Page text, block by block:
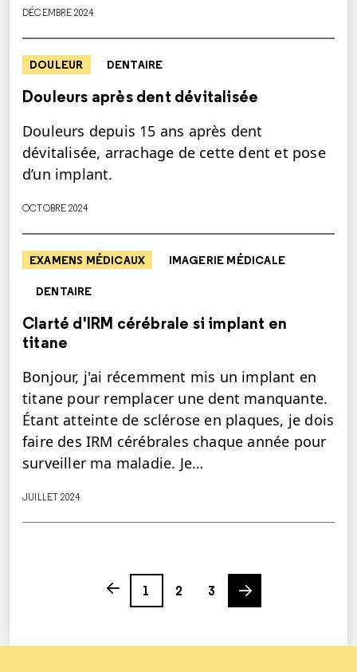
DÉCEMBRE 2024
DOULEUR DENTAIRE
Douleurs après dent dévitalisée
Douleurs depuis 15 ans après dent
dévitalisée, arrachage de cette dent et pose
d’un implant.
OCTOBRE 2024
EXAMENS MÉDICAUX IMAGERIE MÉDICALE
DENTAIRE
Clarté d'IRM cérébrale si implant en
titane
Bonjour, j'ai récemment mis un implant en
titane pour remplacer une dent manquante.
Étant atteinte de sclérose en plaques, je dois
faire des IRM cérébrales chaque année pour
surveiller ma maladie. Je…
JUILLET 2024
Previous page
Page
1
2
3
Next page